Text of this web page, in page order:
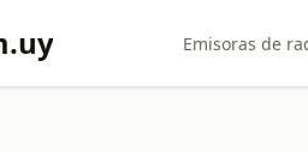
Emisoras de